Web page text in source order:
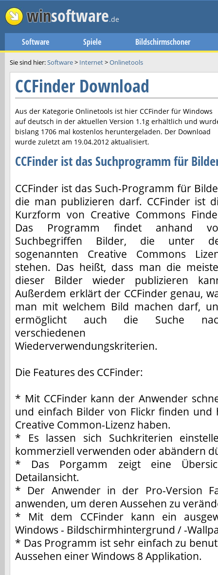
winsoftware.de
Software Spiele Bildschirmschoner
Sie sind hier:Software> Internet>Onlinetools
CCFinder Download
Aus der Kategorie Onlinetools ist hier CCFinder für Windows
auf deutsch in der aktuellen Version 1.1g erhältlich und
bislang 1706 mal kostenlos heruntergeladen. Der Download
wurde zuletzt am 19.04.2012 aktualisiert.
CCFinder ist das Suchprogramm für
CCFinder ist das Such-Programm für
die man publizieren darf. CCFinder ist
Kurzform von Creative Commons
Das Programm findet anhand
Suchbegriffen Bilder, die unter
sogenannten Creative Commons
stehen. Das heißt, dass man die
dieser Bilder wieder publizieren
Außerdem erklärt der CCFinder genau,
man mit welchem Bild machen darf,
ermöglicht auch die Suche
verschiedenen
Wiederverwendungskriterien.
Die Features des CCFinder:
* Mit CCFinder kann der Anwender
und einfach Bilder von Flickr finden und
Creative Common-Lizenz haben.
* Es lassen sich Suchkriterien
kommerziell verwenden oder abändern
* Das Porgamm zeigt eine
Detailansicht.
* Der Anwender in der Pro-Version
anwenden, um deren Aussehen zu
* Mit dem CCFinder kann ein
Windows - Bildschirmhintergrund / -
* Das Programm ist sehr einfach zu
Aussehen einer Windows 8 Applikation.